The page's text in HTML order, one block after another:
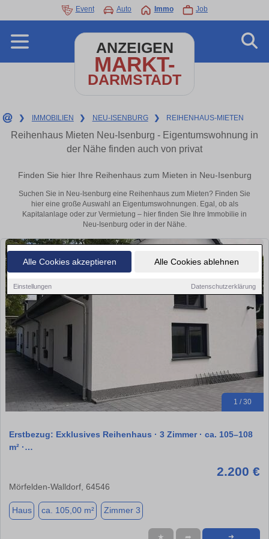
Alle Cookies akzeptieren Alle Cookies ablehnen
Einstellungen Datenschutzerklärung
Event Auto Immo Job
ANZEIGEN
MARKT-
DARMSTADT
❯ IMMOBILIEN ❯ NEU-ISENBURG ❯ REIHENHAUS-MIETEN
Reihenhaus Mieten Neu-Isenburg - Eigentumswohnung in
der Nähe finden auch von privat
Finden Sie hier Ihre Reihenhaus zum Mieten in Neu-Isenburg
Suchen Sie in Neu-Isenburg eine Reihenhaus zum Mieten? Finden Sie
hier eine große Auswahl an Eigentumswohnungen. Egal, ob als
Kapitalanlage oder zur Vermietung – hier finden Sie Ihre Immobilie in
Neu-Isenburg oder in der Nähe.
1 / 30
Erstbezug: Exklusives Reihenhaus · 3 Zimmer · ca. 105–108
m² ·…
2.200 €
Mörfelden-Walldorf, 64546
Haus ca. 105,00 m² Zimmer 3
★ ➦ ➜